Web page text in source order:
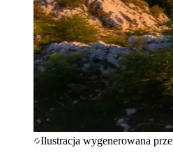
Ilustracja wygenerowana